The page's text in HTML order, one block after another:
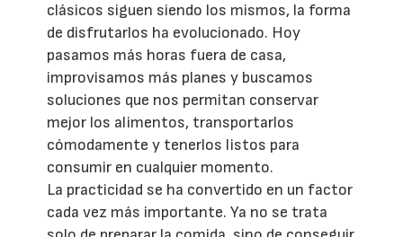
clásicos siguen siendo los mismos, la forma
de disfrutarlos ha evolucionado. Hoy
pasamos más horas fuera de casa,
improvisamos más planes y buscamos
soluciones que nos permitan conservar
mejor los alimentos, transportarlos
cómodamente y tenerlos listos para
consumir en cualquier momento.
La practicidad se ha convertido en un factor
cada vez más importante. Ya no se trata